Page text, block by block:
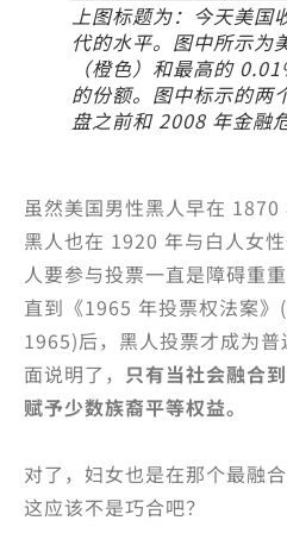
上图标题为：今天美国
代的水平。图中所示为
（橙色）和最高的
的份额。图中标示的两
盘之前和 2008 年金融
虽然美国男性黑人早在
黑人也在 1920 年与白人女
人要参与投票一直是障碍重
直到《1965 年投票权法案
1965)后，黑人投票才成为
面说明了， 只有当社会融合
赋予少数族裔平等权益。
对了，妇女也是在那个最融
这应该不是巧合吧？